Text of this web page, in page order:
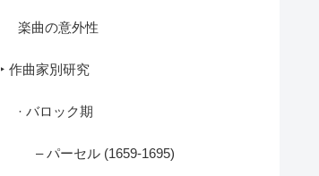
楽曲の意外性
‣ 作曲家別研究
· バロック期
– パーセル (1659-1695)